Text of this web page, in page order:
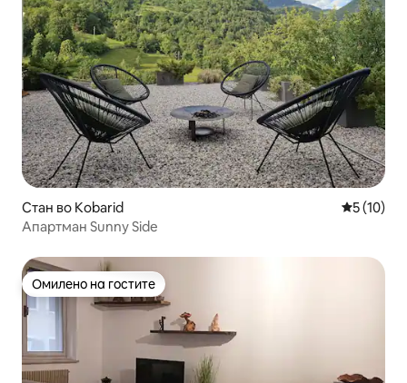
Стан во Kobarid Просечна
5 (10)
Апартман Sunny Side
Омилено на гостите
Омилено на гостите